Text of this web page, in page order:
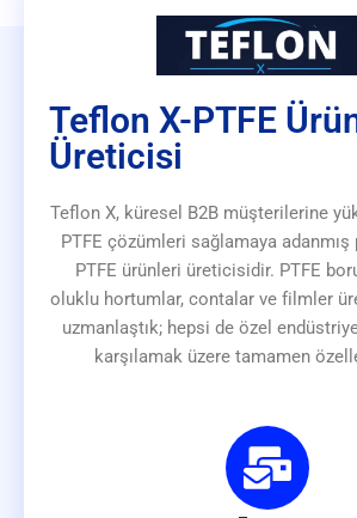
Teflon X-PTFE
Üreticisi
Teflon X, küresel B2B müşterilerine
PTFE çözümleri sağlamaya
PTFE ürünleri üreticisidir. PTFE
oluklu hortumlar, contalar ve filmler
uzmanlaştık; hepsi de özel
karşılamak üzere tamamen